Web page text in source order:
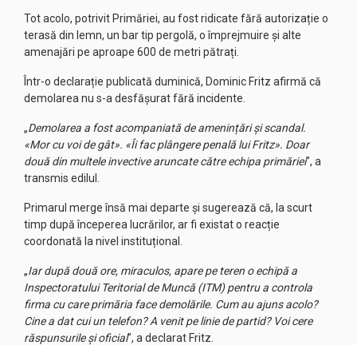
Tot acolo, potrivit Primăriei, au fost ridicate fără autorizație o
terasă din lemn, un bar tip pergolă, o împrejmuire și alte
amenajări pe aproape 600 de metri pătrați.
Într-o declarație publicată duminică, Dominic Fritz afirmă că
demolarea nu s-a desfășurat fără incidente.
„Demolarea a fost acompaniată de amenințări și scandal.
«Mor cu voi de gât». «Îi fac plângere penală lui Fritz». Doar
două din multele invective aruncate către echipa primăriei”, a
transmis edilul.
Primarul merge însă mai departe și sugerează că, la scurt
timp după începerea lucrărilor, ar fi existat o reacție
coordonată la nivel instituțional.
„Iar după două ore, miraculos, apare pe teren o echipă a
Inspectoratului Teritorial de Muncă (ITM) pentru a controla
firma cu care primăria face demolările. Cum au ajuns acolo?
Cine a dat cui un telefon? A venit pe linie de partid? Voi cere
răspunsurile și oficial”, a declarat Fritz.